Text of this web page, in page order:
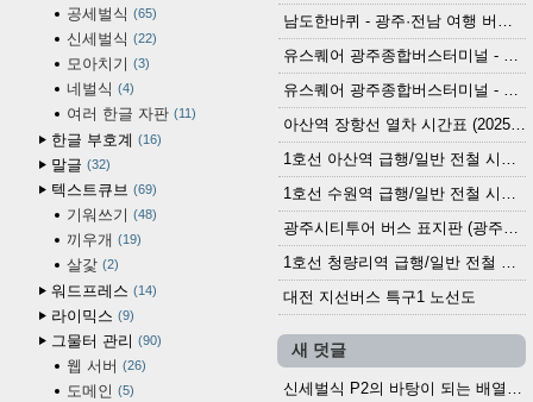
공세벌식 65
신세벌식 22
모아치기 3
네벌식 4
여러 한글 자판 11
한글 부호계 16
말글 32
텍스트큐브 69
기워쓰기 48
끼우개 19
살갗 2
워드프레스 14
라이믹스 9
그물터 관리 90
웹 서버 26
도메인 5
남도한바퀴 - 광주·전남 여행 버스 노선 (2026.3.1~5.31)
유스퀘어 광주종합버스터미널 - 곡성,순천／화순,보성,율포 방면 시외버스 시간표 (2026.1.31)
유스퀘어 광주종합버스터미널 - 담양, 순창, 남원, 무주, 장수, 거창, 대구 방면 시외버스 시간표 (2026...
아산역 장항선 열차 시간표 (2025.12.30 기준) (무궁화호, ITX-마음, 새마을호, 서해금빛열차)
1호선 아산역 급행/일반 전철 시간표 (2025.12.30~)
1호선 수원역 급행/일반 전철 시간표 (2025.12.30~)
광주시티투어 버스 표지판 (광주역 정류장) (2024?)
1호선 청량리역 급행/일반 전철 시간표 · 노선도 (2025.12.30~)
대전 지선버스 특구1 노선도
새 덧글
신세벌식 P2의 바탕이 되는 배열이나 주요 기능...